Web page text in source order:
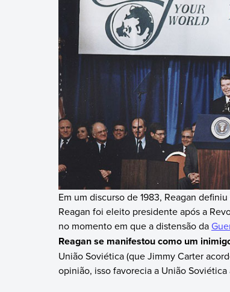
Em um discurso de 1983, Reagan
Reagan foi eleito presidente após a
no momento em que a distensão da
Reagan se manifestou como um
União Soviética (que Jimmy Carter
opinião, isso favorecia a União